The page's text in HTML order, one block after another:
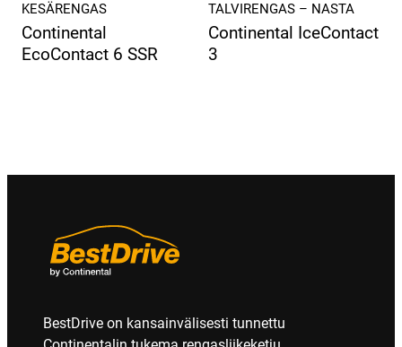
KESÄRENGAS
Continental
EcoContact 6 SSR
TALVIRENGAS – NASTA
Continental IceContact
3
BestDrive on kansainvälisesti tunnettu